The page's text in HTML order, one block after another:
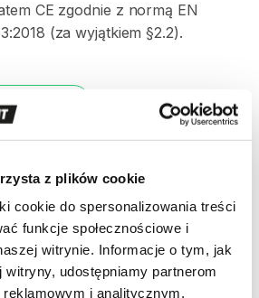
z plików cookie
cookie do spersonalizowania treści
funkcje społecznościowe i
witrynie. Informacje o tym, jak
udostępniamy partnerom
reklamowym i analitycznym.
CE zgodnie z normą EN
(za wyjątkiem §2.2).
sklepie